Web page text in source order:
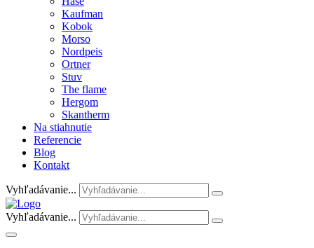
Kaufman
Kobok
Morso
Nordpeis
Ortner
Stuv
The flame
Hergom
Skantherm
Na stiahnutie
Referencie
Blog
Kontakt
Vyhľadávanie...
Vyhľadávanie...